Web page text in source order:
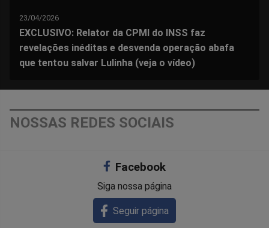
23/04/2026
EXCLUSIVO: Relator da CPMI do INSS faz
revelações inéditas e desvenda operação abafa
que tentou salvar Lulinha (veja o vídeo)
NOSSAS REDES SOCIAIS
Facebook
Siga nossa página
Seguir página